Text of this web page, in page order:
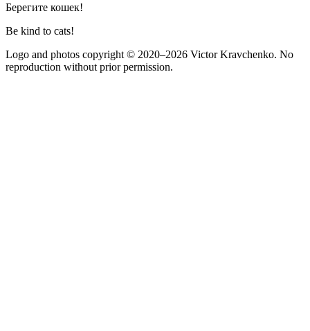
Берегите кошек!
Be kind to cats!
Logo and photos copyright © 2020–2026 Victor Kravchenko. No
reproduction without prior permission.